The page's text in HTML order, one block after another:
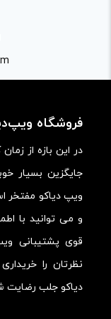
فروشگاه
در این بازه از
جایگزین بسیار
ویپ دیاکو مفتخر
و می توانید با
قوی پشتیبانی
نظرتان را
دیاکو جلب رضایت